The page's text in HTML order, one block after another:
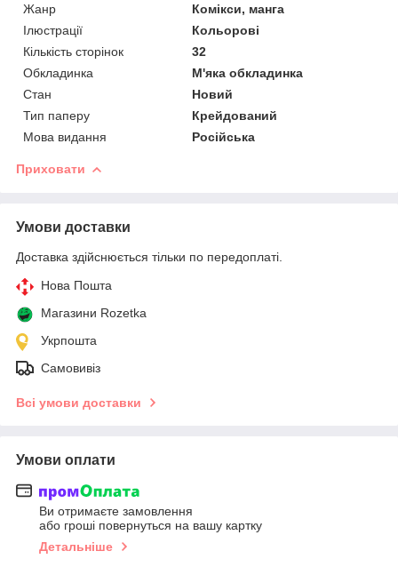
Жанр
Комікси, манга
Ілюстрації
Кольорові
Кількість сторінок
32
Обкладинка
М'яка обкладинка
Стан
Новий
Тип паперу
Крейдований
Мова видання
Російська
Приховати
Умови доставки
Доставка здійснюється тільки по передоплаті.
Нова Пошта
Магазини Rozetka
Укрпошта
Самовивіз
Всі умови доставки
Умови оплати
Ви отримаєте замовлення
або гроші повернуться на вашу картку
Детальніше